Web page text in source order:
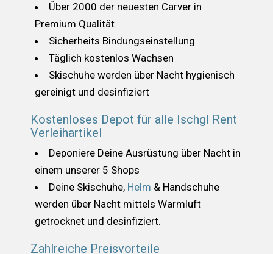
Über 2000 der neuesten Carver in
Premium Qualität
Sicherheits Bindungseinstellung
Täglich kostenlos Wachsen
Skischuhe werden über Nacht hygienisch
gereinigt und desinfiziert
Kostenloses Depot für alle Ischgl Rent
Verleihartikel
Deponiere Deine Ausrüstung über Nacht in
einem unserer 5 Shops
Deine Skischuhe, Helm & Handschuhe
werden über Nacht mittels Warmluft
getrocknet und desinfiziert.
Zahlreiche Preisvorteile